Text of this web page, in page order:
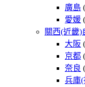
廣島
愛媛
關西(近畿)
大阪
京都
奈良
兵庫